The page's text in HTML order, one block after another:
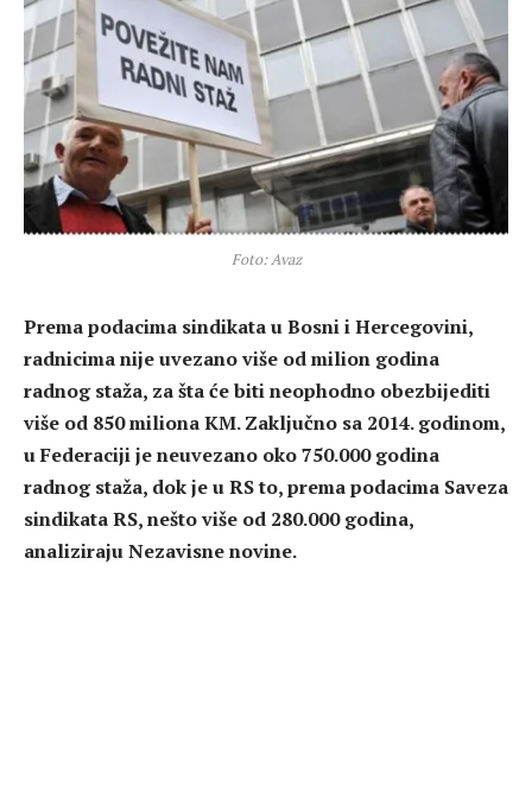
Foto: Avaz
Prema podacima sindikata u Bosni i Hercegovini,
radnicima nije uvezano više od milion godina
radnog staža, za šta će biti neophodno obezbijediti
više od 850 miliona KM. Zaključno sa 2014. godinom,
u Federaciji je neuvezano oko 750.000 godina
radnog staža, dok je u RS to, prema podacima Saveza
sindikata RS, nešto više od 280.000 godina,
analiziraju Nezavisne novine.